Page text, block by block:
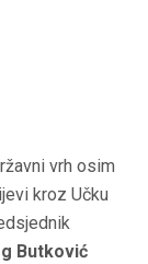
vrh osim
kroz Učku
Butković